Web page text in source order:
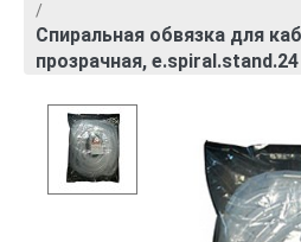
»
Спиральная обвязка для
прозрачная, e.spiral.stand.24